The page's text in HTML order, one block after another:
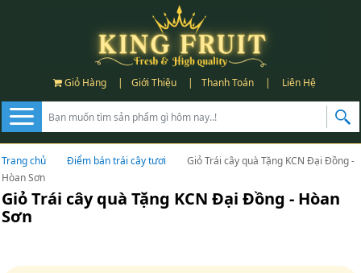
Giỏ Hàng | Giới Thiệu | Thanh Toán | Liên Hệ
Trang chủ Điểm bán trái cây tươi
Giỏ Trái cây quà Tặng KCN Đại Đồng -
Hòan Sơn
Giỏ Trái cây quà Tặng KCN Đại Đồng - Hòan
Sơn